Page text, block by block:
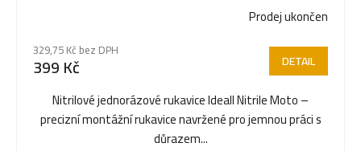
produktu
je
Prodej ukončen
329,75 Kč bez DPH
399 Kč DETAIL
Nitrilové jednorázové rukavice Ideall Nitrile Moto –
precizní montážní rukavice navržené pro jemnou práci s
důrazem...